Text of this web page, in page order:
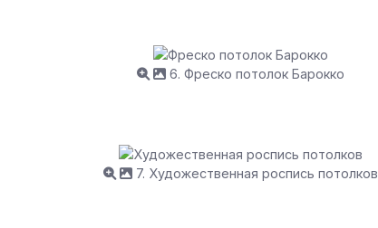
6. Фреско потолок Барокко
7. Художественная роспись потолков